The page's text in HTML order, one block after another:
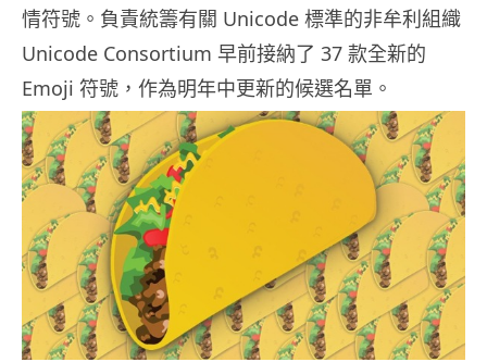
情符號。負責統籌有關 Unicode 標準的非牟利組織
Unicode Consortium 早前接納了 37 款全新的
Emoji 符號，作為明年中更新的候選名單。